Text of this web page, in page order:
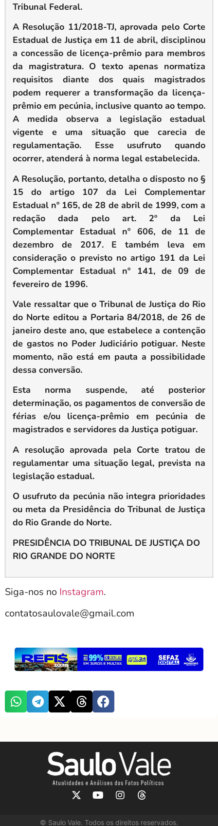
Tribunal Federal.
A Resolução 11/2018-TJ, aprovada pelo Corte
Estadual de Justiça em 11 de abril, disciplinou
a concessão de licença-prêmio para membros
da magistratura. O texto apenas normatiza
requisitos diante dos quais magistrados
podem requerer a transformação da licença-
prêmio em pecúnia, inclusive quanto ao tempo.
A medida observa a legislação estadual
vigente e uma situação que carecia de
regulamentação. Esse usufruto quando
ocorrer, atenderá à norma legal estabelecida.
A Resolução, portanto, detalha o disposto no §
15 do artigo 107 da Lei Complementar
Estadual nº 165, de 28 de abril de 1999, com a
redação dada pelo art. 2º da Lei
Complementar Estadual nº 606, de 11 de
dezembro de 2017. E também leva em
consideração o previsto no artigo 191 da Lei
Complementar Estadual nº 141, de 09 de
fevereiro de 1996.
Vale ressaltar que o Tribunal de Justiça do Rio
do Norte editou a Portaria 84/2018, de 26 de
janeiro deste ano, que estabelece a contenção
de gastos no Poder Judiciário potiguar. Neste
momento, não está em pauta a possibilidade
dessa conversão.
Esta norma suspende, até posterior
determinação, os pagamentos de conversão de
férias e/ou licença-prêmio em pecúnia de
magistrados e servidores da Justiça potiguar.
A resolução aprovada pela Corte tratou de
regulamentar uma situação legal, prevista na
legislação estadual.
O usufruto da pecúnia não integra prioridades
ou meta da Presidência do Tribunal de Justiça
do Rio Grande do Norte.
PRESIDÊNCIA DO TRIBUNAL DE JUSTIÇA DO
RIO GRANDE DO NORTE
Siga-nos no Instagram.
contatosaulovale@gmail.com
© Saulo Vale. Todos os direitos reservados.